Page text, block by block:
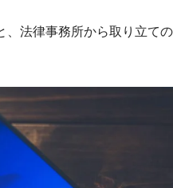
、法律事務所から取り立ての